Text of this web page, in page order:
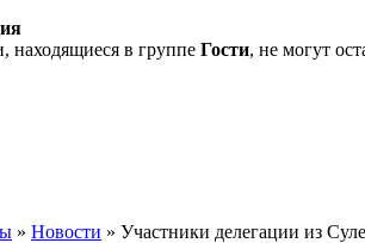
находящиеся в группе Гости, не могут
» Новости » Участники делегации из